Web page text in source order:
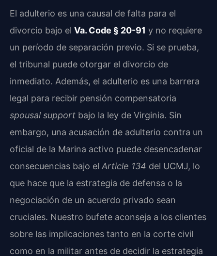
El adulterio es una causal de falta para el
divorcio bajo el Va. Code § 20-91 y no requiere
un período de separación previo. Si se prueba,
el tribunal puede otorgar el divorcio de
inmediato. Además, el adulterio es una barrera
legal para recibir pensión compensatoria
spousal support bajo la ley de Virginia. Sin
embargo, una acusación de adulterio contra un
oficial de la Marina activo puede desencadenar
consecuencias bajo el Article 134 del UCMJ, lo
que hace que la estrategia de defensa o la
negociación de un acuerdo privado sean
cruciales. Nuestro bufete aconseja a los clientes
sobre las implicaciones tanto en la corte civil
como en la militar antes de decidir la estrategia